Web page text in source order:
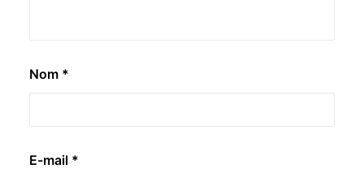
Nom *
E-mail *